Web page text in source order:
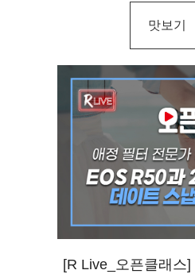
맛보기
[R Live_오픈클래스